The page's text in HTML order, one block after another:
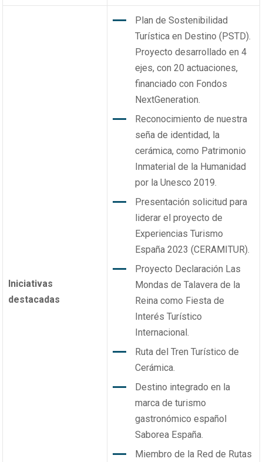
Iniciativas
destacadas
Plan de Sostenibilidad
Turística en Destino (PSTD).
Proyecto desarrollado en 4
ejes, con 20 actuaciones,
financiado con Fondos
NextGeneration.
Reconocimiento de nuestra
seña de identidad, la
cerámica, como Patrimonio
Inmaterial de la Humanidad
por la Unesco 2019.
Presentación solicitud para
liderar el proyecto de
Experiencias Turismo
España 2023 (CERAMITUR).
Proyecto Declaración Las
Mondas de Talavera de la
Reina como Fiesta de
Interés Turístico
Internacional.
Ruta del Tren Turístico de
Cerámica.
Destino integrado en la
marca de turismo
gastronómico español
Saborea España.
Miembro de la Red de Rutas